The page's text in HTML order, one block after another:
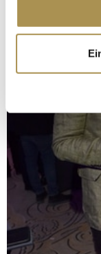
Trigger Symbol
erfassen,
bestimmten
Erfahren Sie
verarbeitet
Abschnitt
Wir verwenden
personalisieren,
zu können und